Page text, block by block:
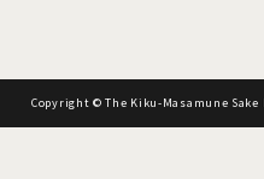
Copyright © The Kiku-Masamune